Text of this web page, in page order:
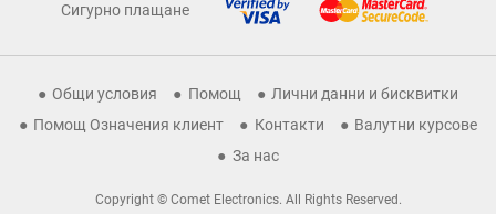
Сигурно плащане
Общи условия Помощ
Лични данни и бисквитки
Помощ Означения клиент
Контакти
Валутни курсове
За нас
Copyright © Comet Electronics. All Rights Reserved.